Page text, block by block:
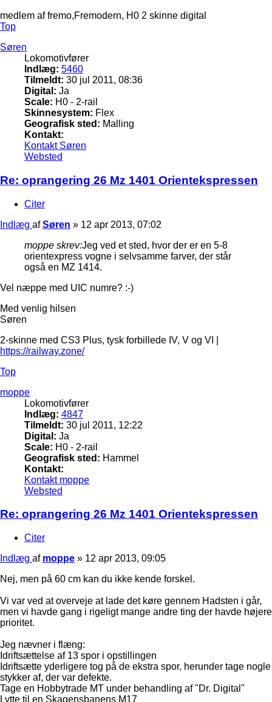
medlem af fremo,Fremodern, H0 2 skinne digital
Top
Søren
Lokomotivfører
Indlæg: 5460
Tilmeldt: 30 jul 2011, 08:36
Digital: Ja
Scale: H0 - 2-rail
Skinnesystem: Flex
Geografisk sted: Malling
Kontakt:
Kontakt Søren
Websted
Re: oprangering 26 Mz 1401 Orientekspressen
Citer
Indlæg afSøren » 12 apr 2013, 07:02
moppe skrev:Jeg ved et sted, hvor der er en 5-8
orientexpress vogne i selvsamme farver, der står
også en MZ 1414.
Vel næppe med UIC numre? :-)
Med venlig hilsen
Søren
2-skinne med CS3 Plus, tysk forbillede IV, V og VI |
https://railway.zone/
Top
moppe
Lokomotivfører
Indlæg: 4847
Tilmeldt: 30 jul 2011, 12:22
Digital: Ja
Scale: H0 - 2-rail
Geografisk sted: Hammel
Kontakt:
Kontakt moppe
Websted
Re: oprangering 26 Mz 1401 Orientekspressen
Citer
Indlæg af moppe » 12 apr 2013, 09:05
Nej, men på 60 cm kan du ikke kende forskel.
Vi var ved at overveje at lade det køre gennem Hadsten i går,
men vi havde gang i rigeligt mange andre ting der havde højere
prioritet.
Jeg nævner i flæng:
Idriftsættelse af 13 spor i opstillingen
Idriftsætte yderligere tog på de ekstra spor, herunder tage nogle
stykker af, der var defekte.
Tage en Hobbytrade MT under behandling af "Dr. Digital"
Lytte til en Skagensbanens M17